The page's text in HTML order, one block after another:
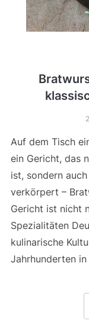
Auf dem Tisch
ein Gericht, das
ist, sondern
verkörpert –
Gericht ist nicht
Spezialitäten
kulinarische
Jahrhunderten